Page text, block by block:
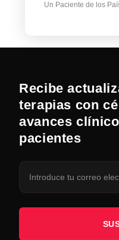
Un Paciente de los
Recibe
terapias con
avances
pacientes